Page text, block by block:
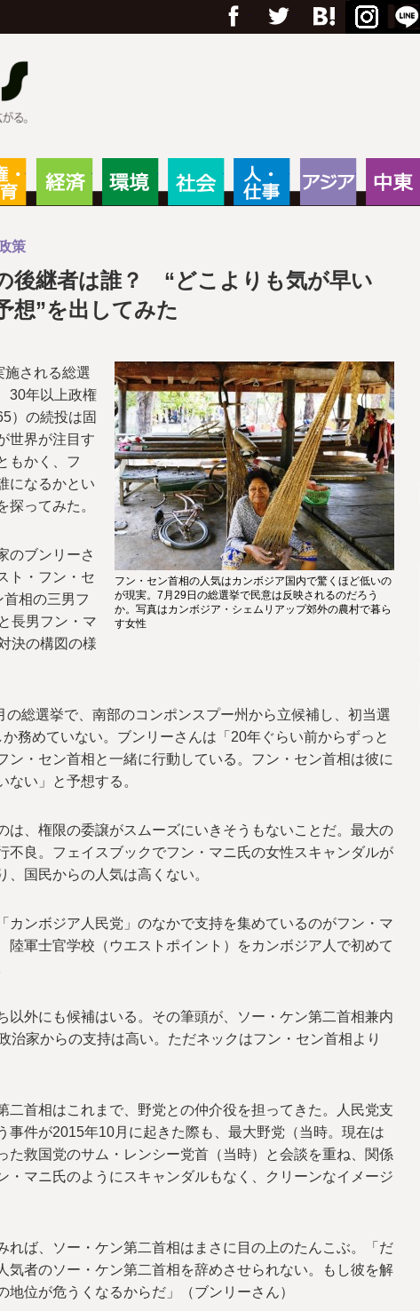
フェイスブック
Twitter Google+はてブ
社会
策
後継者は誰？ “どこよりも気が早い
想”を出してみた
フン・セン首相の人気はカンボジア国内で驚くほど低いの
が現実。7月29日の総選挙で民意は反映されるのだろう
か。写真はカンボジア・シェムリアップ郊外の農村で暮ら
す女性
施される総選
30年以上政権
）の続投は固
世界が注目す
もかく、フ
になるかとい
探ってみた。
のブンリーさ
ト・フン・セ
首相の三男フ
長男フン・マ
決の構図の様
の総選挙で、南部のコンポンスプー州から立候補し、初当選
務めていない。ブンリーさんは「20年ぐらい前からずっと
ン・セン首相と一緒に行動している。フン・セン首相は彼に
い」と予想する。
は、権限の委譲がスムーズにいきそうもないことだ。最大の
不良。フェイスブックでフン・マニ氏の女性スキャンダルが
国民からの人気は高くない。
カンボジア人民党」のなかで支持を集めているのがフン・マ
陸軍士官学校（ウエストポイント）をカンボジア人で初めて
以外にも候補はいる。その筆頭が、ソー・ケン第二首相兼内
治家からの支持は高い。ただネックはフン・セン首相より
二首相はこれまで、野党との仲介役を担ってきた。人民党支
事件が2015年10月に起きた際も、最大野党（当時。現在は
た救国党のサム・レンシー党首（当時）と会談を重ね、関係
・マニ氏のようにスキャンダルもなく、クリーンなイメージ
れば、ソー・ケン第二首相はまさに目の上のたんこぶ。「だ
気者のソー・ケン第二首相を辞めさせられない。もし彼を解
地位が危うくなるからだ」（ブンリーさん）